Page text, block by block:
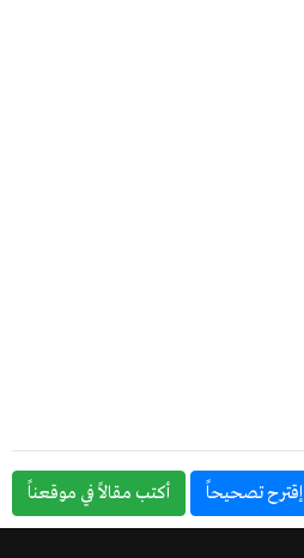
إقترح تصحيحاً أكتب مقالاً في موقعناً